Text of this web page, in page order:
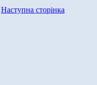
Наступна сторінка